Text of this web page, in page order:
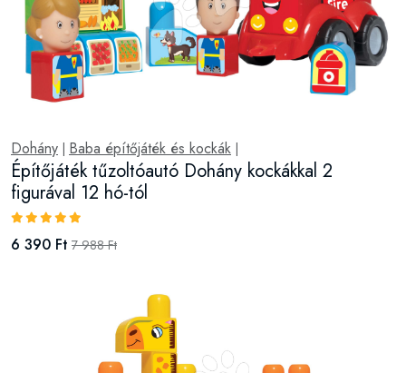
Dohány Baba építőjáték és kockák
Építőjáték tűzoltóautó Dohány kockákkal 2
figurával 12 hó-tól
6 390 Ft 7 988 Ft